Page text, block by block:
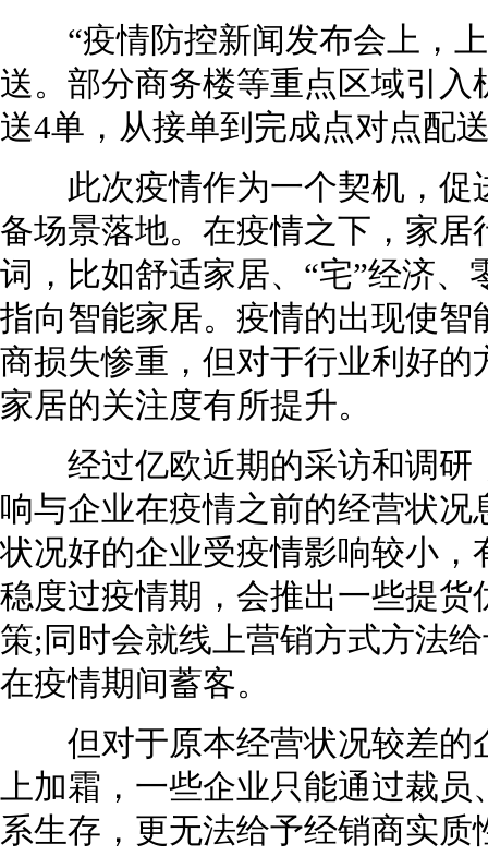
“疫情防控新闻发布会上，上
送。部分商务楼等重点区域引
送4单，从接单到完成点对点配
此次疫情作为一个契机，促
备场景落地。在疫情之下，家居
词，比如舒适家居、“宅”经济
指向智能家居。疫情的出现使
商损失惨重，但对于行业利好
家居的关注度有所提升。
经过亿欧近期的采访和调研
响与企业在疫情之前的经营状
状况好的企业受疫情影响较小
稳度过疫情期，会推出一些提
策;同时会就线上营销方式方法
在疫情期间蓄客。
但对于原本经营状况较差的
上加霜，一些企业只能通过裁
系生存，更无法给予经销商实质